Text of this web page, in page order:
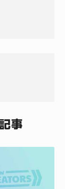
事